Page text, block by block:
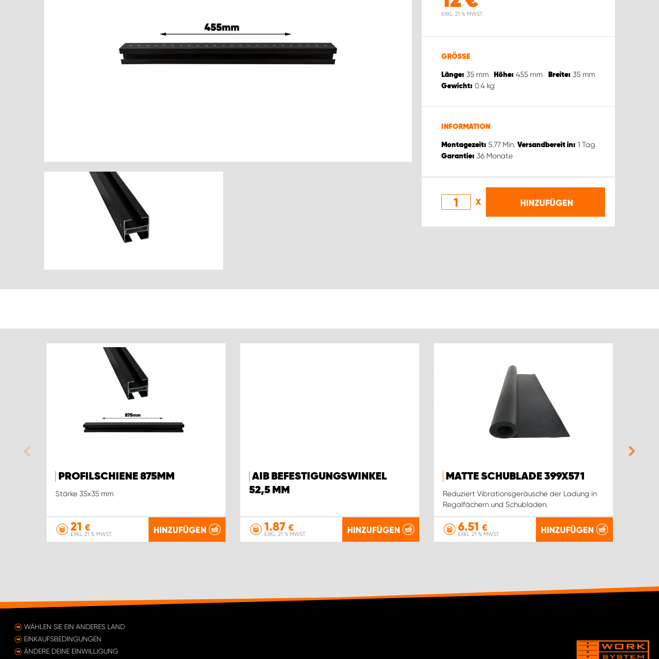
EXKL. 21 % MWST.
GRÖSSE
Länge: 35 mm Höhe: 455 mm Breite: 35 mm
Gewicht: 0.4 kg
INFORMATION
Montagezeit: 5.77 Min. Versandbereit in: 1 Tag
Garantie: 36 Monate
X HINZUFÜGEN
PROFILSCHIENE 875MM
Stärke 35x35 mm
21 €
EXKL. 21 % MWST. HINZUFÜGEN
AIB BEFESTIGUNGSWINKEL
52,5 MM
1.87 €
EXKL. 21 % MWST. HINZUFÜGEN
MATTE SCHUBLADE 399X571
Reduziert Vibrationsgeräusche der Ladung in
Regalfächern und Schubladen.
6.51 €
EXKL. 21 % MWST. HINZUFÜGEN
WÄHLEN SIE EIN ANDERES LAND
EINKAUFSBEDINGUNGEN
ÄNDERE DEINE EINWILLIGUNG